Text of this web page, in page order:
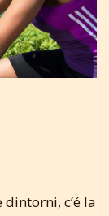
c’é la